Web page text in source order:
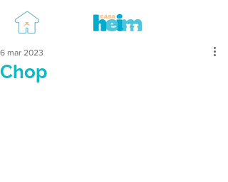
Chop
6 mar 2023